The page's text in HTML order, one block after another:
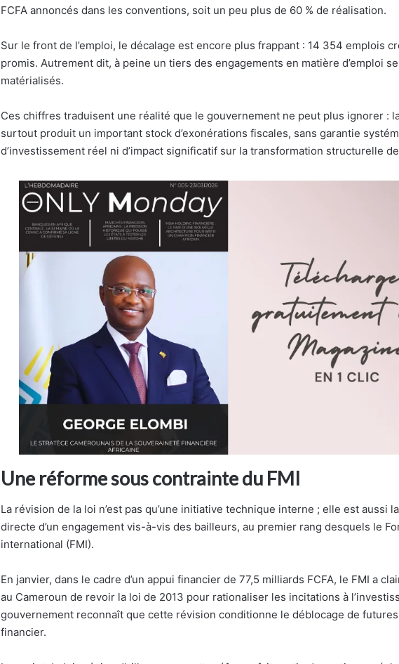
FCFA annoncés dans les conventions, soit un peu plus de 60 % de réalisation.
Sur le front de l’emploi, le décalage est encore plus frappant : 14 354 emplois
promis. Autrement dit, à peine un tiers des engagements en matière d’emploi
matérialisés.
Ces chiffres traduisent une réalité que le gouvernement ne peut plus ignorer :
surtout produit un important stock d’exonérations fiscales, sans garantie
d’investissement réel ni d’impact significatif sur la transformation structurelle de
Une réforme sous contrainte du FMI
La révision de la loi n’est pas qu’une initiative technique interne ; elle est aussi
directe d’un engagement vis-à-vis des bailleurs, au premier rang desquels le
international (FMI).
En janvier, dans le cadre d’un appui financier de 77,5 milliards FCFA, le FMI a
au Cameroun de revoir la loi de 2013 pour rationaliser les incitations à
gouvernement reconnaît que cette révision conditionne le déblocage de futures
financier.